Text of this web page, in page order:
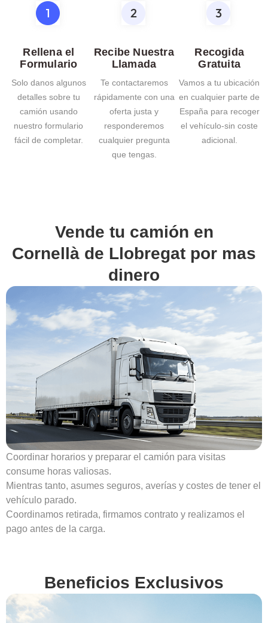
Rellena el
Formulario
Solo danos algunos
detalles sobre tu
camión usando
nuestro formulario
fácil de completar.
Recibe Nuestra
Llamada
Te contactaremos
rápidamente con una
oferta justa y
responderemos
cualquier pregunta
que tengas.
Recogida
Gratuita
Vamos a tu ubicación
en cualquier parte de
España para recoger
el vehículo-sin coste
adicional.
Vende tu camión en
Cornellà de Llobregat por mas
dinero
Coordinar horarios y preparar el camión para visitas
consume horas valiosas.
Mientras tanto, asumes seguros, averías y costes de tener el
vehículo parado.
Coordinamos retirada, firmamos contrato y realizamos el
pago antes de la carga.
Beneficios Exclusivos
En
VenderMiCamion.com